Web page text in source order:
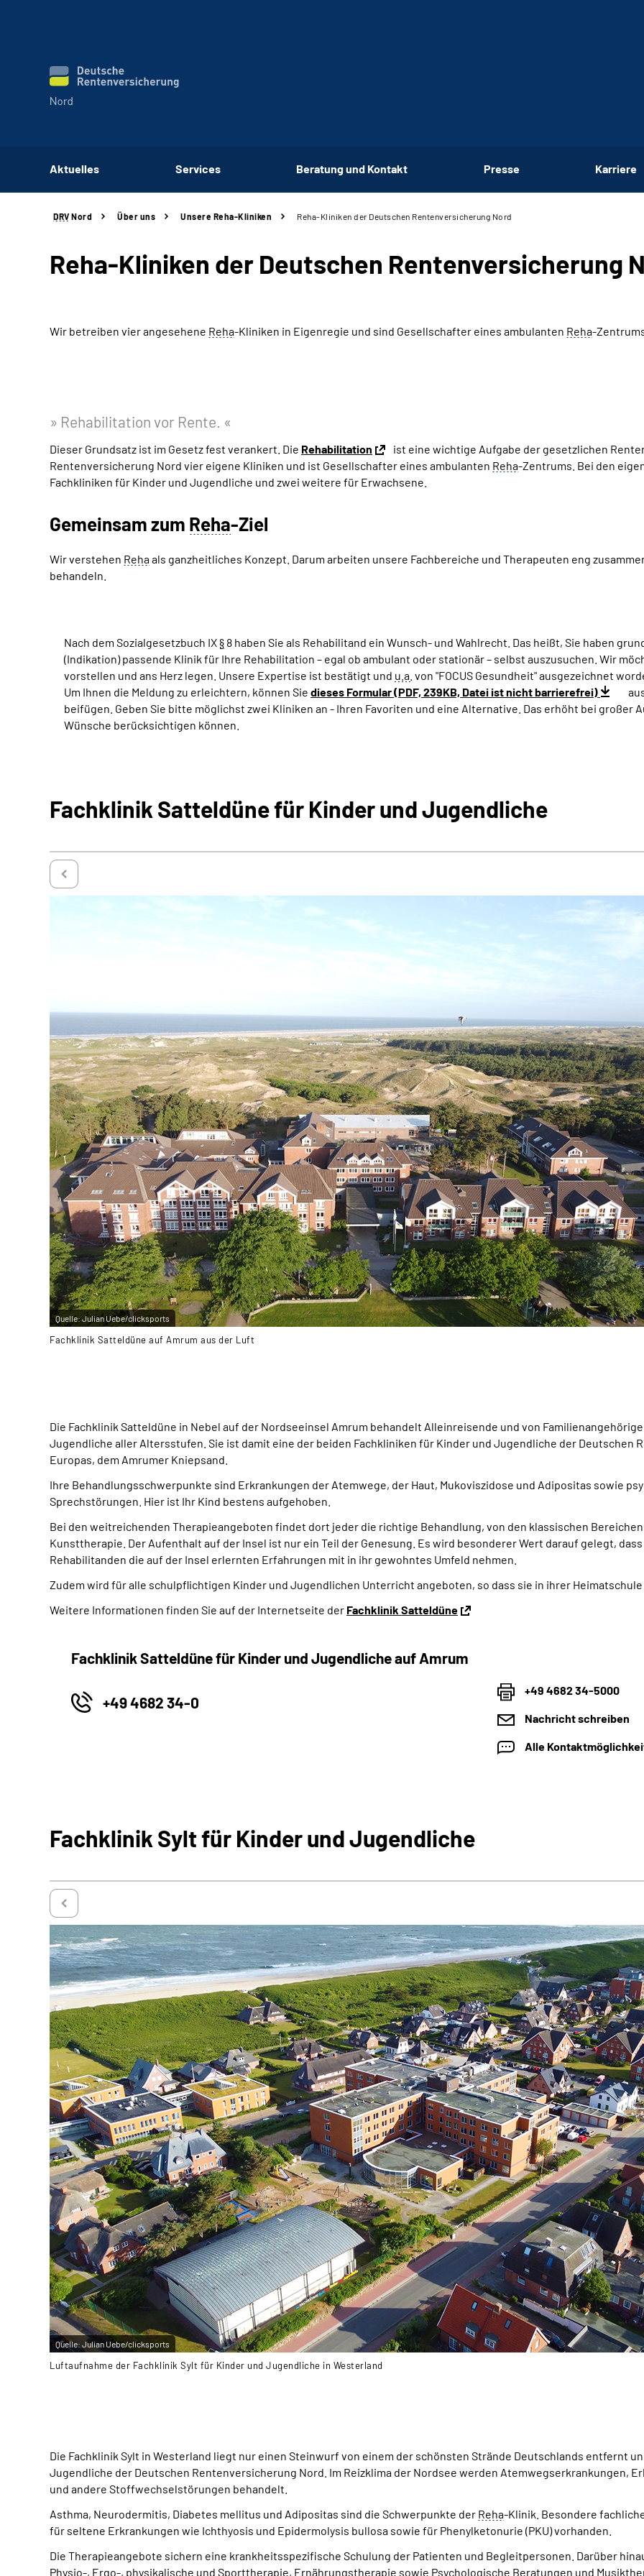
Aktuelles Services Beratung und Kontakt Presse Karriere
DRV Nord Über uns Unsere Reha-Kliniken Reha-Kliniken der Deutschen Rentenversicherung Nord
Reha-Kliniken der Deutschen Rentenversicherung
Wir betreiben vier angesehene Reha-Kliniken in Eigenregie und sind Gesellschafter eines ambulanten Reha-
Rehabilitation vor Rente.
Dieser Grundsatz ist im Gesetz fest verankert. Die Rehabilitation
ist eine wichtige Aufgabe der gesetzlichen
Rentenversicherung Nord vier eigene Kliniken und ist Gesellschafter eines ambulanten Reha-Zentrums. Bei den
Fachkliniken für Kinder und Jugendliche und zwei weitere für Erwachsene.
Gemeinsam zum Reha-Ziel
Wir verstehen Rehaals ganzheitliches Konzept. Darum arbeiten unsere Fachbereiche und Therapeuten eng
behandeln.
Nach dem Sozialgesetzbuch IX§ 8 haben Sie als Rehabilitand ein Wunsch- und Wahlrecht. Das heißt, Sie haben
(Indikation) passende Klinik für Ihre Rehabilitation – egal ob ambulant oder stationär – selbst auszusuchen. Wir
vorstellen und ans Herz legen. Unsere Expertise ist bestätigt und u.a. von "FOCUS Gesundheit" ausgezeichnet
Um Ihnen die Meldung zu erleichtern, können Sie dieses Formular (PDF, 239KB, Datei ist nicht barrierefrei)
beifügen. Geben Sie bitte möglichst zwei Kliniken an - Ihren Favoriten und eine Alternative. Das erhöht bei großer
Wünsche berücksichtigen können.
Fachklinik Satteldüne für Kinder und Jugendliche
Quelle:Julian Uebe/clicksports
Fachklinik Satteldüne auf Amrum aus der Luft
Die Fachklinik Satteldüne in Nebel auf der Nordseeinsel Amrum behandelt Alleinreisende und von
Jugendliche aller Altersstufen. Sie ist damit eine der beiden Fachkliniken für Kinder und Jugendliche der Deutschen
Europas, dem Amrumer Kniepsand.
Ihre Behandlungsschwerpunkte sind Erkrankungen der Atemwege, der Haut, Mukoviszidose und Adipositas sowie
Sprechstörungen. Hier ist Ihr Kind bestens aufgehoben.
Bei den weitreichenden Therapieangeboten findet dort jeder die richtige Behandlung, von den klassischen
Kunsttherapie. Der Aufenthalt auf der Insel ist nur ein Teil der Genesung. Es wird besonderer Wert darauf gelegt,
Rehabilitanden die auf der Insel erlernten Erfahrungen mit in ihr gewohntes Umfeld nehmen.
Zudem wird für alle schulpflichtigen Kinder und Jugendlichen Unterricht angeboten, so dass sie in ihrer
Weitere Informationen finden Sie auf der Internetseite der Fachklinik Satteldüne
Fachklinik Satteldüne für Kinder und Jugendliche auf Amrum
+49 4682 34-0
+49 4682 34-5000
Nachricht schreiben
Alle
Fachklinik Sylt für Kinder und Jugendliche
Quelle: Julian Uebe/clicksports
Luftaufnahme der Fachklinik Sylt für Kinder und Jugendliche in Westerland
Die Fachklinik Sylt in Westerland liegt nur einen Steinwurf von einem der schönsten Strände Deutschlands entfernt
Jugendliche der Deutschen Rentenversicherung Nord. Im Reizklima der Nordsee werden Atemwegserkrankungen,
und andere Stoffwechselstörungen behandelt.
Asthma, Neurodermitis, Diabetes mellitus und Adipositas sind die Schwerpunkte der Reha-Klinik. Besondere
für seltene Erkrankungen wie Ichthyosis und Epidermolysis bullosa sowie für Phenylketonurie (PKU) vorhanden.
Die Therapieangebote sichern eine krankheitsspezifische Schulung der Patienten und Begleitpersonen. Darüber
Physio-, Ergo-, physikalische und Sporttherapie, Ernährungstherapie sowie Psychologische Beratungen und